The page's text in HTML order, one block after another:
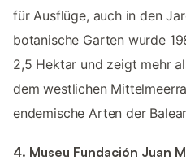
für Ausflüge, auch in den
botanische Garten wurde
2,5 Hektar und zeigt mehr
dem westlichen
endemische Arten der
4. Museu Fundación Juan